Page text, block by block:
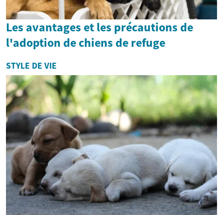
Les avantages et les précautions de
l'adoption de chiens de refuge
STYLE DE VIE